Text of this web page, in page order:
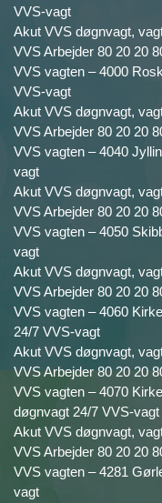
VVS-vagt
Akut VVS døgnvagt,
VVS Arbejder 80 20 20
VVS vagten – 4000
VVS-vagt
Akut VVS døgnvagt,
VVS Arbejder 80 20 20
VVS vagten – 4040
vagt
Akut VVS døgnvagt,
VVS Arbejder 80 20 20
VVS vagten – 4050
vagt
Akut VVS døgnvagt,
VVS Arbejder 80 20 20
VVS vagten – 4060
24/7 VVS-vagt
Akut VVS døgnvagt,
VVS Arbejder 80 20 20
VVS vagten – 4070
døgnvagt 24/7 VVS-vagt
Akut VVS døgnvagt,
VVS Arbejder 80 20 20
VVS vagten – 4281
vagt